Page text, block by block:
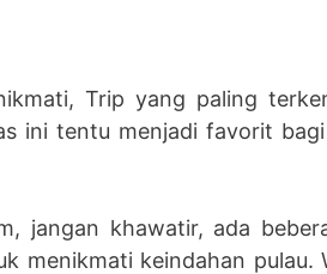
Trip yang paling
ini tentu menjadi favorit
jangan khawatir, ada
menikmati keindahan